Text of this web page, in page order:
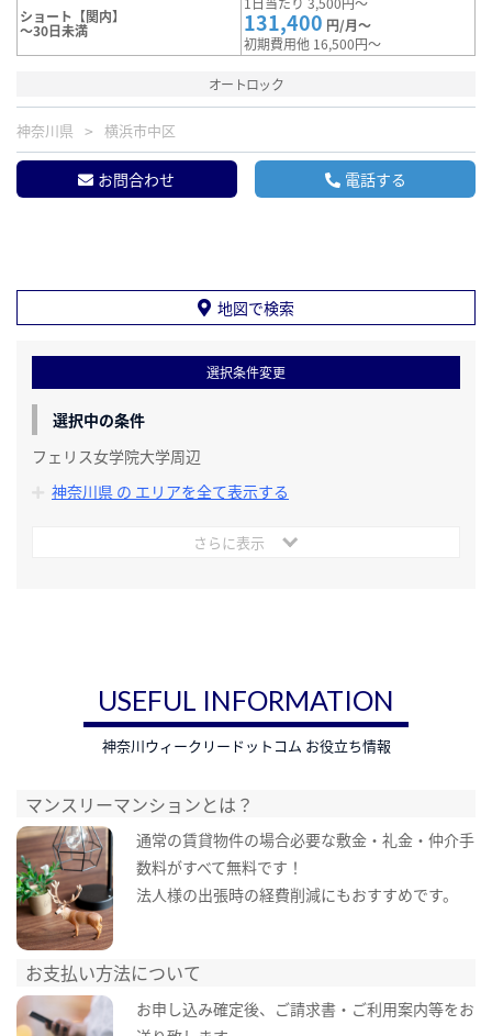
ショート【関内】
～30日未満 131,400 円/月～
初期費用他 16,500円～
オートロック
神奈川県 横浜市中区
お問合わせ 電話する
地図で検索
選択条件変更
選択中の条件
フェリス女学院大学周辺
神奈川県 の エリアを全て表示する
さらに表示
USEFUL INFORMATION
神奈川ウィークリードットコム お役立ち情報
マンスリーマンションとは？
通常の賃貸物件の場合必要な敷金・礼金・仲介手
数料がすべて無料です！
法人様の出張時の経費削減にもおすすめです。
お支払い方法について
お申し込み確定後、ご請求書・ご利用案内等をお